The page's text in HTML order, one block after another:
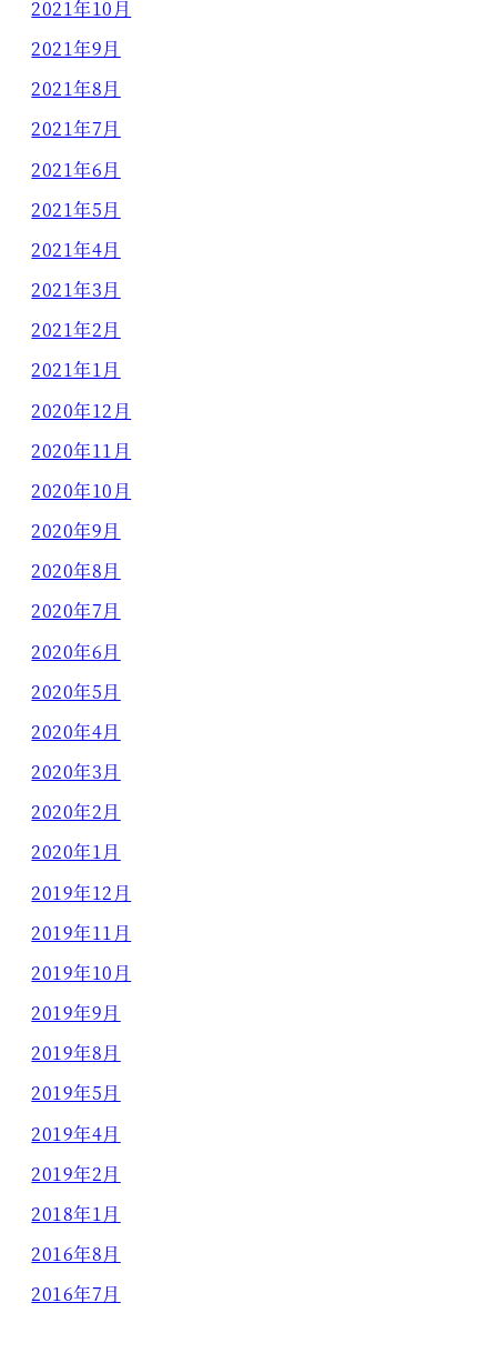
2021年10月
2021年9月
2021年8月
2021年7月
2021年6月
2021年5月
2021年4月
2021年3月
2021年2月
2021年1月
2020年12月
2020年11月
2020年10月
2020年9月
2020年8月
2020年7月
2020年6月
2020年5月
2020年4月
2020年3月
2020年2月
2020年1月
2019年12月
2019年11月
2019年10月
2019年9月
2019年8月
2019年5月
2019年4月
2019年2月
2018年1月
2016年8月
2016年7月